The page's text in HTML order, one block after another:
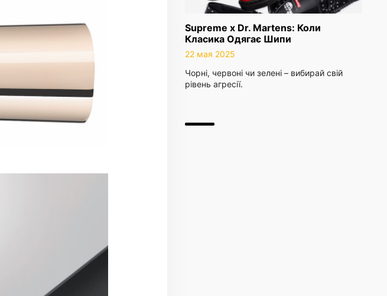
Supreme x Dr. Martens: Коли
Класика Одягає Шипи
22 мая 2025
Чорні, червоні чи зелені – вибирай свій
рівень агресії.